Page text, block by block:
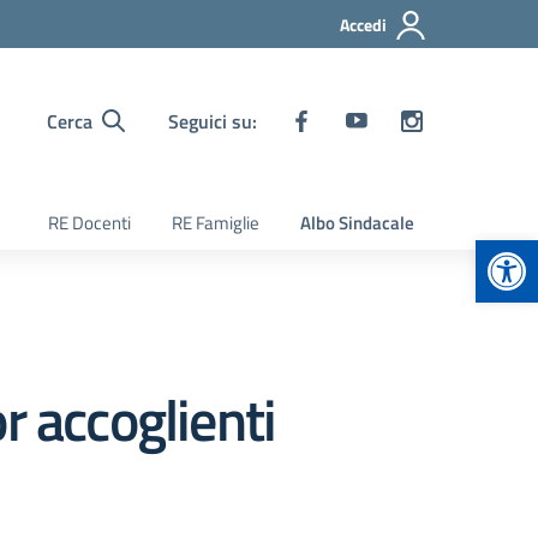
Accedi
Cerca Seguici su:
RE Docenti RE Famiglie Albo Sindacale
accoglienti